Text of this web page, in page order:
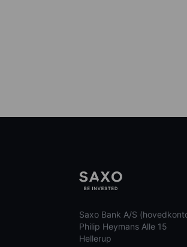
Saxo Bank A/S
Philip Heymans Alle 15
Hellerup